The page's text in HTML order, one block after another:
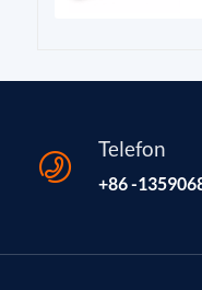
Telefon
+86 -